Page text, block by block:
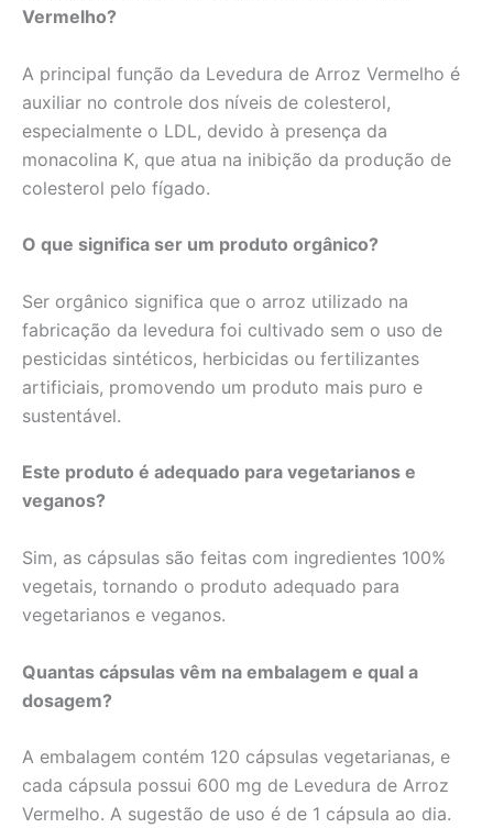
Vermelho?
A principal função da Levedura de Arroz Vermelho é
auxiliar no controle dos níveis de colesterol,
especialmente o LDL, devido à presença da
monacolina K, que atua na inibição da produção de
colesterol pelo fígado.
O que significa ser um produto orgânico?
Ser orgânico significa que o arroz utilizado na
fabricação da levedura foi cultivado sem o uso de
pesticidas sintéticos, herbicidas ou fertilizantes
artificiais, promovendo um produto mais puro e
sustentável.
Este produto é adequado para vegetarianos e
veganos?
Sim, as cápsulas são feitas com ingredientes 100%
vegetais, tornando o produto adequado para
vegetarianos e veganos.
Quantas cápsulas vêm na embalagem e qual a
dosagem?
A embalagem contém 120 cápsulas vegetarianas, e
cada cápsula possui 600 mg de Levedura de Arroz
Vermelho. A sugestão de uso é de 1 cápsula ao dia.